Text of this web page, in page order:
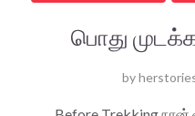
பொது
by